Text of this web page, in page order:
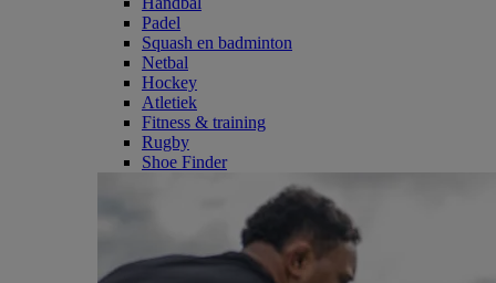
Padel
Squash en badminton
Netbal
Hockey
Atletiek
Fitness & training
Rugby
Shoe Finder